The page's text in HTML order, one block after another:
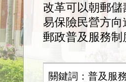
改革可以朝郵
易保險民營方
郵政普及服務制
關鍵詞：普及服